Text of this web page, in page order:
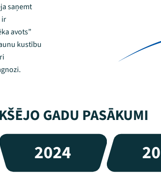
saņemt
ir
avots”
kustību
GADU PASĀKUMI
2024